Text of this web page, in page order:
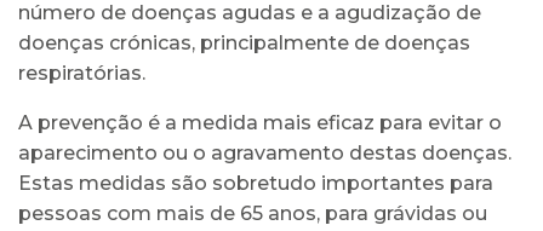
número de doenças agudas e a agudização de
doenças crónicas, principalmente de doenças
respiratórias.
A prevenção é a medida mais eficaz para evitar o
aparecimento ou o agravamento destas doenças.
Estas medidas são sobretudo importantes para
pessoas com mais de 65 anos, para grávidas ou